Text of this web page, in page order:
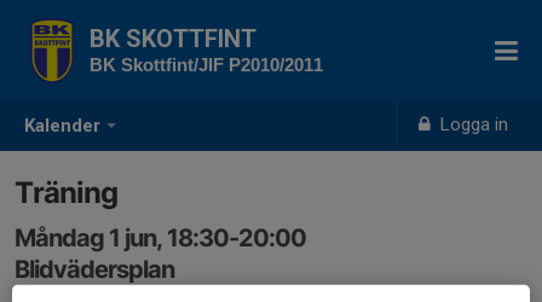
Kalender Logga in
BK SKOTTFINT
BK Skottfint/JIF P2010/2011
Träning
Måndag 1 jun, 18:30-20:00
Blidvädersplan